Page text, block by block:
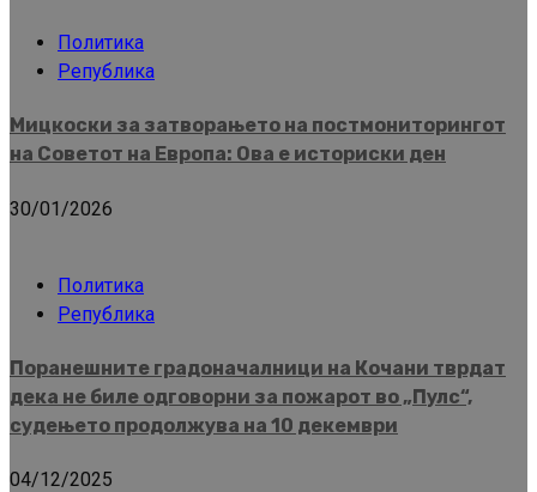
Политика
Република
Мицкоски за затворањето на постмониторингот
на Советот на Европа: Ова е историски ден
30/01/2026
Политика
Република
Поранешните градоначалници на Кочани тврдат
дека не биле одговорни за пожарот во „Пулс“,
судењето продолжува на 10 декември
04/12/2025